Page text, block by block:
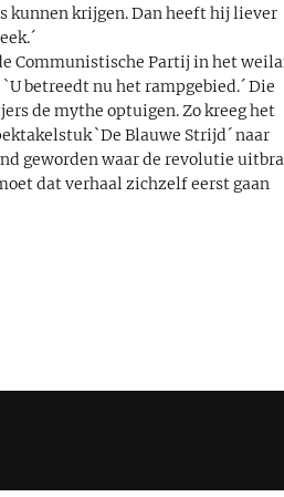
kunnen krijgen. Dan heeft hij liever
Communistische Partij in het
betreedt nu het rampgebied.´ Die
de mythe optuigen. Zo kreeg het
`De Blauwe Strijd´ naar
geworden waar de revolutie
dat verhaal zichzelf eerst gaan